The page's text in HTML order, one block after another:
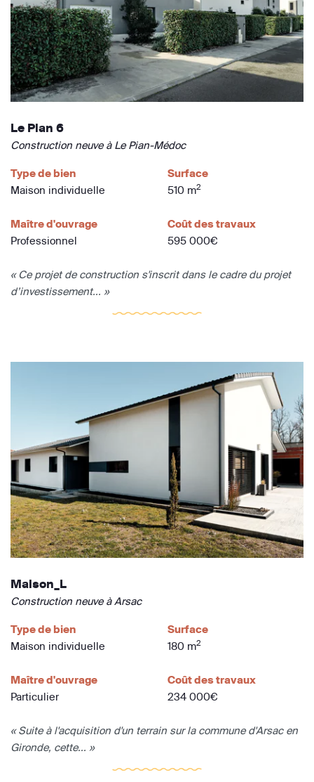
Le Pian 6
Construction neuve à Le Pian-Médoc
Type de bien
Maison individuelle
Surface
510 m2
Maître d'ouvrage
Professionnel
Coût des travaux
595 000€
« Ce projet de construction s'inscrit dans le cadre du projet
d’investissement... »
Maison_L
Construction neuve à Arsac
Type de bien
Maison individuelle
Surface
180 m2
Maître d'ouvrage
Particulier
Coût des travaux
234 000€
« Suite à l'acquisition d'un terrain sur la commune d'Arsac en
Gironde, cette... »